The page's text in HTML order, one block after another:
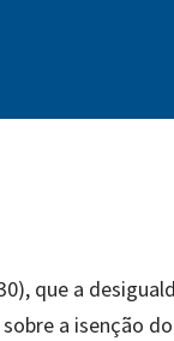
que a
a isenção